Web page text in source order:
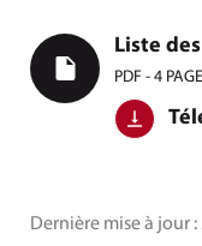
Liste
PDF - 4
Dernière mise à jour :